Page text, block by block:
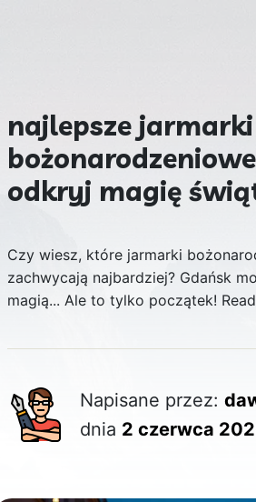
najlepsze jarmarki
odkryj magię
Czy wiesz, które jarmarki
zachwycają najbardziej? Gdańsk
magią... Ale to tylko początek!
Napisane przez:
dnia 2 czerwca